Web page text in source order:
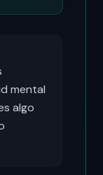
mental
algo